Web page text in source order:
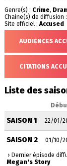
Genre(s) : Crime,
Chaine(s) de diffusion :
Site officiel :Accused
AUDIENCES
CITATIONS
Liste des
SAISON 1 22/01/
SAISON 2 01/10/
› Dernier épisode
Megan's Story